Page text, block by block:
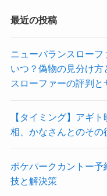
最近の投稿
ニューバランスロー
いつ？偽物の見分け
スローファーの評判と
【タイミング】アギ
相、かなさんとのその
ポケパークカントー
技と解決策